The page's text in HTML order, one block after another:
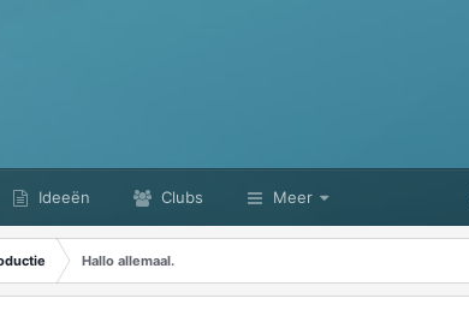
Ideeën Clubs Meer
Hallo allemaal.